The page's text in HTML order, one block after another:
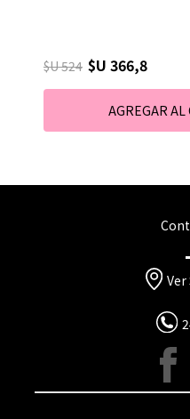
$U 524 $U 366,8
Ver